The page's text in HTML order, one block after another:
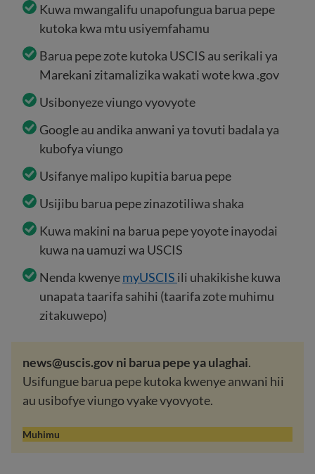
Kuwa mwangalifu unapofungua barua pepe
kutoka kwa mtu usiyemfahamu
Barua pepe zote kutoka USCIS au serikali ya
Marekani zitamalizika wakati wote kwa .gov
Usibonyeze viungo vyovyote
Google au andika anwani ya tovuti badala ya
kubofya viungo
Usifanye malipo kupitia barua pepe
Usijibu barua pepe zinazotiliwa shaka
Kuwa makini na barua pepe yoyote inayodai
kuwa na uamuzi wa USCIS
Nenda kwenyemyUSCIS ili uhakikishe kuwa
unapata taarifa sahihi (taarifa zote muhimu
zitakuwepo)
news@uscis.gov ni barua pepe ya ulaghai.
Usifungue barua pepe kutoka kwenye anwani hii
au usibofye viungo vyake vyovyote.
Muhimu